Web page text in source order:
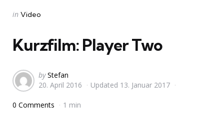
Categories
Posted
in Video
Kurzfilm: Player Two
Posted
by
by Stefan
20. April 2016
Updated 13. Januar 2017
0 Comments 1 min